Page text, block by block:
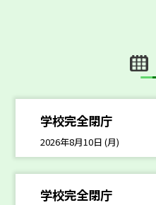
学校完全閉庁
2026年8月10日 (月)
学校完全閉庁